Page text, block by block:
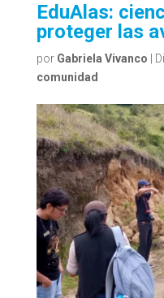
EduAlas:
proteger las
por Gabriela Vivanco
comunidad